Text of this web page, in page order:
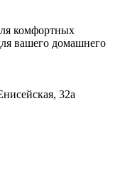
комфортных
вашего домашнего
32а